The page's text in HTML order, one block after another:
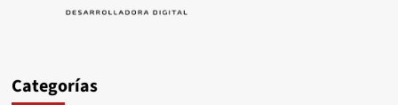
Categorías